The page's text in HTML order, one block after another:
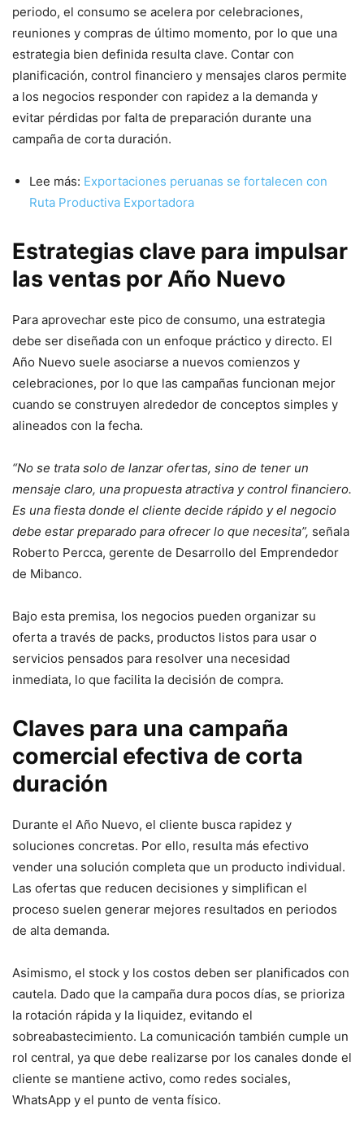
periodo, el consumo se acelera por celebraciones,
reuniones y compras de último momento, por lo que una
estrategia bien definida resulta clave. Contar con
planificación, control financiero y mensajes claros permite
a los negocios responder con rapidez a la demanda y
evitar pérdidas por falta de preparación durante una
campaña de corta duración.
Lee más: Exportaciones peruanas se fortalecen con
Ruta Productiva Exportadora
Estrategias clave para impulsar
las ventas por Año Nuevo
Para aprovechar este pico de consumo, una estrategia
debe ser diseñada con un enfoque práctico y directo. El
Año Nuevo suele asociarse a nuevos comienzos y
celebraciones, por lo que las campañas funcionan mejor
cuando se construyen alrededor de conceptos simples y
alineados con la fecha.
“No se trata solo de lanzar ofertas, sino de tener un
mensaje claro, una propuesta atractiva y control financiero.
Es una fiesta donde el cliente decide rápido y el negocio
debe estar preparado para ofrecer lo que necesita”, señala
Roberto Percca, gerente de Desarrollo del Emprendedor
de Mibanco.
Bajo esta premisa, los negocios pueden organizar su
oferta a través de packs, productos listos para usar o
servicios pensados para resolver una necesidad
inmediata, lo que facilita la decisión de compra.
Claves para una campaña
comercial efectiva de corta
duración
Durante el Año Nuevo, el cliente busca rapidez y
soluciones concretas. Por ello, resulta más efectivo
vender una solución completa que un producto individual.
Las ofertas que reducen decisiones y simplifican el
proceso suelen generar mejores resultados en periodos
de alta demanda.
Asimismo, el stock y los costos deben ser planificados con
cautela. Dado que la campaña dura pocos días, se prioriza
la rotación rápida y la liquidez, evitando el
sobreabastecimiento. La comunicación también cumple un
rol central, ya que debe realizarse por los canales donde el
cliente se mantiene activo, como redes sociales,
WhatsApp y el punto de venta físico.